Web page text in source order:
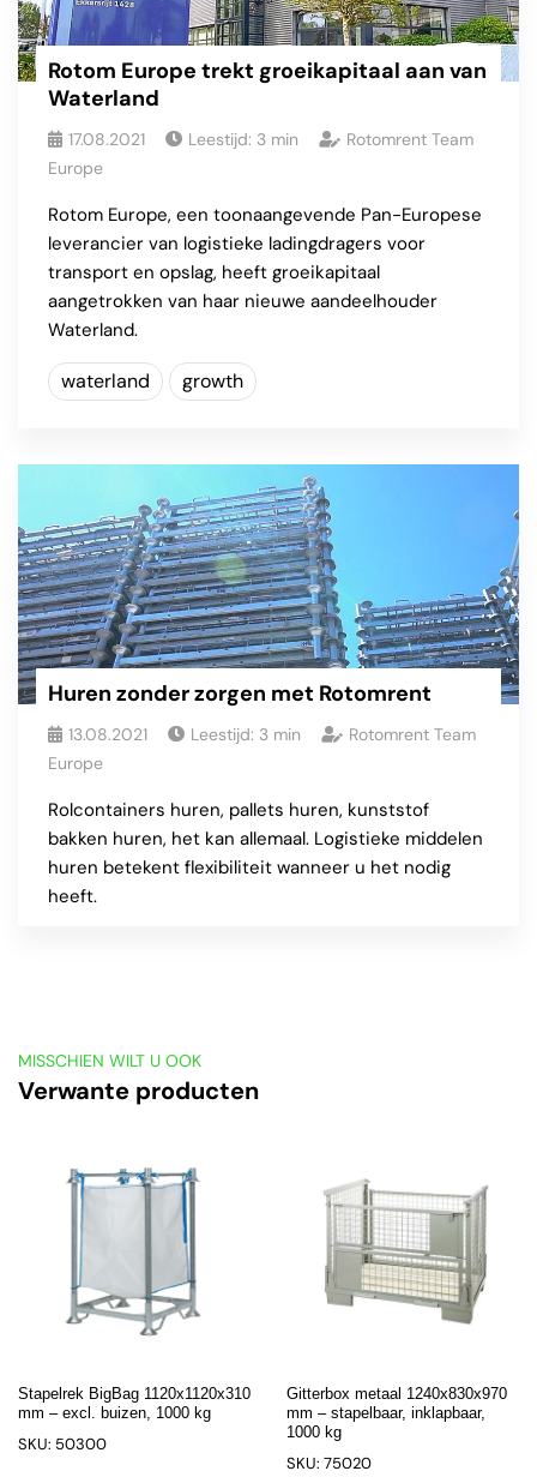
Rotom Europe trekt groeikapitaal aan van
Waterland
17.08.2021 Leestijd: 3 min
Rotomrent Team
Europe
Rotom Europe, een toonaangevende Pan-Europese
leverancier van logistieke ladingdragers voor
transport en opslag, heeft groeikapitaal
aangetrokken van haar nieuwe aandeelhouder
Waterland.
waterland growth
Huren zonder zorgen met Rotomrent
13.08.2021 Leestijd: 3 min
Rotomrent Team
Europe
Rolcontainers huren, pallets huren, kunststof
bakken huren, het kan allemaal. Logistieke middelen
huren betekent flexibiliteit wanneer u het nodig
heeft.
MISSCHIEN WILT U OOK
Verwante producten
Stapelrek BigBag 1120x1120x310
mm – excl. buizen, 1000 kg
SKU: 50300
Gitterbox metaal 1240x830x970
mm – stapelbaar, inklapbaar,
1000 kg
SKU: 75020